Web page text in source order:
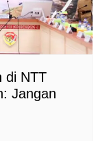
di NTT
Jangan